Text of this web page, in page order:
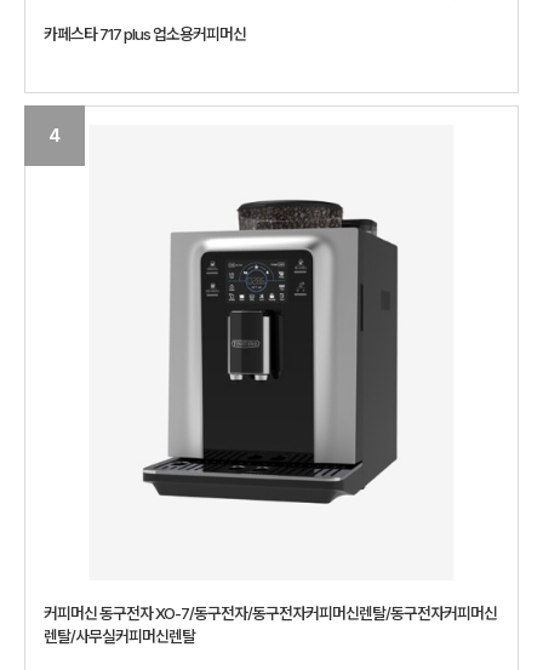
카페스타 717 plus 업소용커피머신
4
커피머신 동구전자 XO-7/동구전자/동구전자커피머신렌탈/동구전자커피머신
렌탈/사무실커피머신렌탈